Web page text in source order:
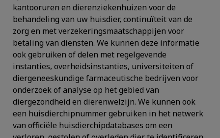
kantooruren en dierenziekenhuizen voor de
behandeling van uw huisdier, continuïteit van de
zorg en met verzekeringsmaatschappijen voor
betaling van diensten. We kunnen deze informatie
ook gebruiken of delen met regelgevende
instanties, overheidsinstanties, universiteiten of
diergeneeskundige farmaceutische bedrijven voor
onderzoek of analyse op het gebied van
diergezondheid en dierenwelzijn. We kunnen ook
een huisdierchipnummer gebruiken in het netwerk
van officiële huisdierchipdatabases om een